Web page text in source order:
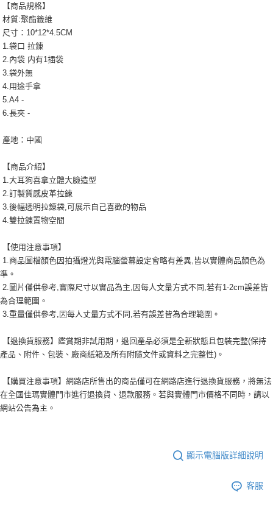
【商品規格】
材質:聚酯籤維
尺寸：10*12*4.5CM
1.袋口 拉錬
2.內袋 内有1插袋
3.袋外無
4.用途手拿
5.A4 -
6.長夾 -
產地：中國
【商品介紹】
1.大耳狗喜拿立體大臉造型
2.訂製質感皮革拉鍊
3.後幅透明拉錬袋,可展示自己喜歡的物品
4.雙拉錬置物空間
【使用注意事項】
1.商品圖檔顏色因拍攝燈光與電腦螢幕設定會略有差異,皆以實體商品顏色為
準。
2.圖片僅供參考,實際尺寸以實品為主,因每人文量方式不同,若有1-2cm誤差皆
為合理範圍。
3.重量僅供參考,因每人丈量方式不同,若有誤差皆為合理範圍。
【退換貨服務】鑑賞期非試用期，退回產品必須是全新狀態且包裝完整(保持
產品、附件、包裝、廠商紙箱及所有附隨文件或資料之完整性)。
【購買注意事項】網路店所售出的商品僅可在網路店進行退換貨服務，將無法
在全國佳瑪實體門市進行退換貨、退款服務。若與實體門市價格不同時，請以
網站公告為主。
顯示電腦版詳細說明
客服